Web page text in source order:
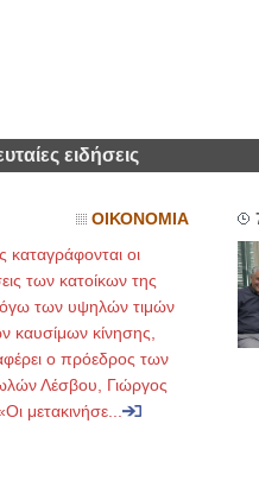
ειδήσεις
ΟΙΚΟΝΟΜΙΑ
καταγράφονται οι
των κατοίκων της
των υψηλών τιμών
καυσίμων κίνησης,
ο πρόεδρος των
Λέσβου, Γιώργος
μετακινήσε...